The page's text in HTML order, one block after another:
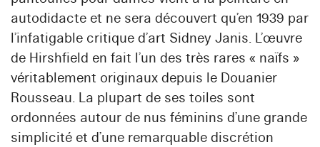
autodidacte et ne sera découvert qu’en 1939 par
l’infatigable critique d’art Sidney Janis. L’œuvre
de Hirshfield en fait l’un des très rares « naïfs »
véritablement originaux depuis le Douanier
Rousseau. La plupart de ses toiles sont
ordonnées autour de nus féminins d’une grande
simplicité et d’une remarquable discrétion